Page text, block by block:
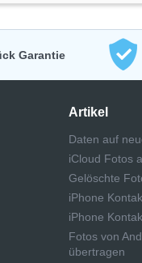
Garantie
Artikel
Daten auf
iCloud Fotos
Gelöschte
iPhone
iPhone
Fotos von
übertragen